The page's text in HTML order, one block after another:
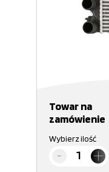
Towar na
zamówienie
Wybierz ilość